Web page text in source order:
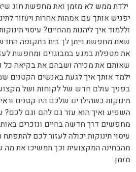
ילדת ממש לא מזמן ואת מחפשת חוג
יפגיש אותך עם אמהות אחרות ויעזור
וללמוד איך ליהנות מהחיים? עיסוי
שאת מחפשת וייתן לך בית בתקופה
את מטפלת במגע במבוגרים ומחפשת
שאותם את מכירה ושבהם את בקיאה כל
ילמד אותך איך לגעת באנשים הקטנים
בפניך עולם חדש של לקוחות ושל
תינוקות כשהילדים שלכם היו קטנים
השפיע ואיך הוא עזר גם להם וגם
מחפשים דרך חדשה בחיים ונזכרים
עיסוי תינוקות יכולה לעזור לכם
מהבחינה המקצועית וכך תמשיכו את
מזמן.